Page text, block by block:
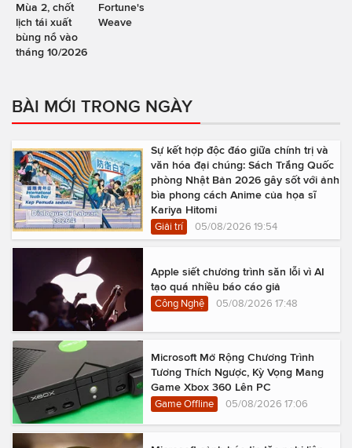
Mùa 2, chốt
lịch tái xuất
bùng nổ vào
tháng 10/2026
Fortune's
Weave
BÀI MỚI TRONG NGÀY
Sự kết hợp độc đáo giữa chính trị và
văn hóa đại chúng: Sách Trắng Quốc
phòng Nhật Bản 2026 gây sốt với ảnh
bìa phong cách Anime của họa sĩ
Kariya Hitomi
Giải trí 05/08/2026 19:54
Apple siết chương trình săn lỗi vì AI
tạo quá nhiều báo cáo giả
Công Nghệ 05/08/2026 17:48
Microsoft Mở Rộng Chương Trình
Tương Thích Ngược, Kỳ Vọng Mang
Game Xbox 360 Lên PC
Game Offline 05/08/2026 17:06